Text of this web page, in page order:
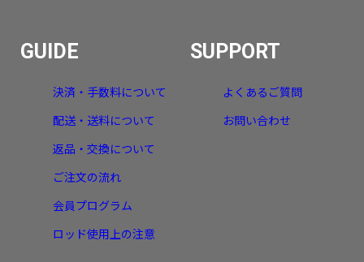
GUIDE
決済・手数料について
配送・送料について
返品・交換について
ご注文の流れ
会員プログラム
ロッド使用上の注意
SUPPORT
よくあるご質問
お問い合わせ